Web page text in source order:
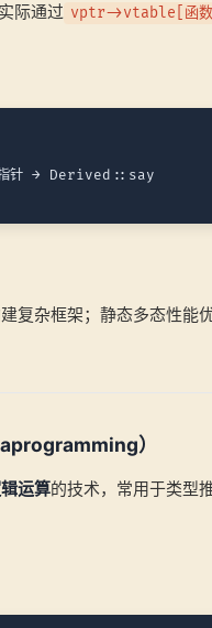
际通过 vptr->vtable[函
→ Derived::say
复杂框架；静态多态性能
）
运算的技术，常用于类型